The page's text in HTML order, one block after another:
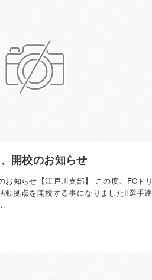
開校のお知らせ
お知らせ【江戸川支部】 この度、FCト
動拠点を開校する事になりました‼️選手